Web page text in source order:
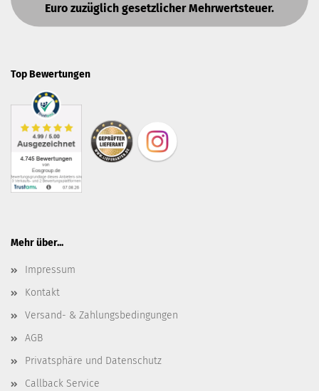
Euro zuzüglich gesetzlicher Mehrwertsteuer.
Top Bewertungen
Mehr über...
Impressum
Kontakt
Versand- & Zahlungsbedingungen
AGB
Privatsphäre und Datenschutz
Callback Service